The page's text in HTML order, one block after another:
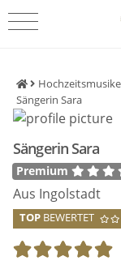
Sängerin Sara
Sängerin Sara
Premium
Aus Ingolstadt
TOP BEWERTET